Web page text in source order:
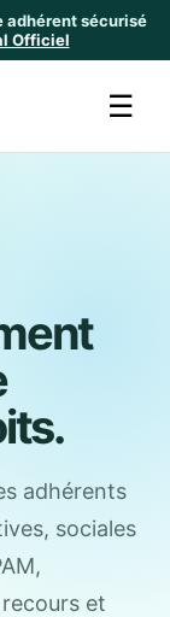
adhérent sécurisé
Officiel
☰
adhérents
sociales
et